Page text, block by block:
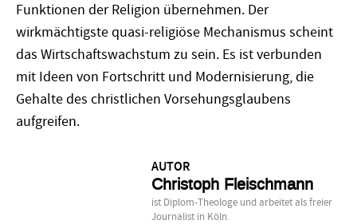
Funktionen der Religion übernehmen. Der
wirkmächtigste quasi-religiöse Mechanismus scheint
das Wirtschaftswachstum zu sein. Es ist verbunden
mit Ideen von Fortschritt und Modernisierung, die
Gehalte des christlichen Vorsehungsglaubens
aufgreifen.
AUTOR
Christoph Fleischmann
ist Diplom-Theologe und arbeitet als freier
Journalist in Köln.